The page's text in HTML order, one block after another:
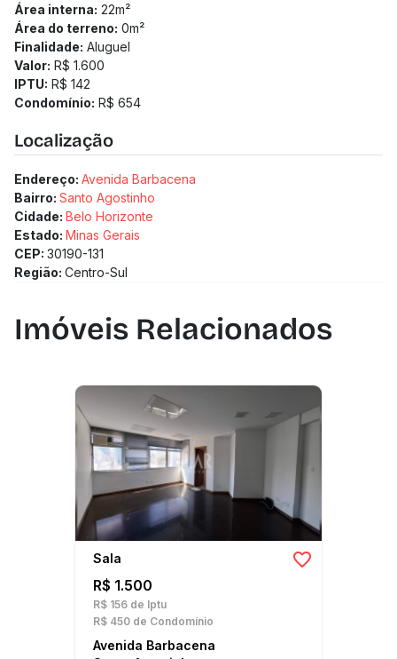
Área interna: 22m²
Área do terreno: 0m²
Finalidade: Aluguel
Valor: R$ 1.600
IPTU: R$ 142
Condomínio: R$ 654
Localização
Endereço: Avenida Barbacena
Bairro: Santo Agostinho
Cidade: Belo Horizonte
Estado: Minas Gerais
CEP: 30190-131
Região: Centro-Sul
Imóveis Relacionados
Sala
R$ 1.500
R$ 156 de Iptu
R$ 450 de Condomínio
Avenida Barbacena